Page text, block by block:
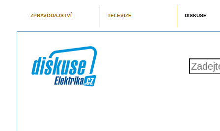
ZPRAVODAJSTVÍ TELEVIZE DISKUSE